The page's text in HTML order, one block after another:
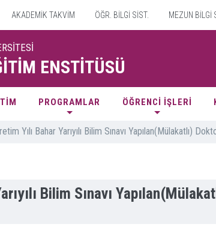
AKADEMİK TAKVİM ÖĞR. BİLGİ SİST. MEZUN BİLGİ
ENSTİTÜSÜ
PROGRAMLAR ÖĞRENCİ İŞLERİ
Yılı Bahar Yarıyılı Bilim Sınavı Yapılan(Mülakatlı)
Bilim Sınavı